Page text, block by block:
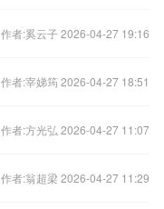
作者:奚云子 2026-04-27 19:16
作者:宰娣筠 2026-04-27 18:51
作者:方光弘 2026-04-27 11:07
作者:翁超梁 2026-04-27 11:29